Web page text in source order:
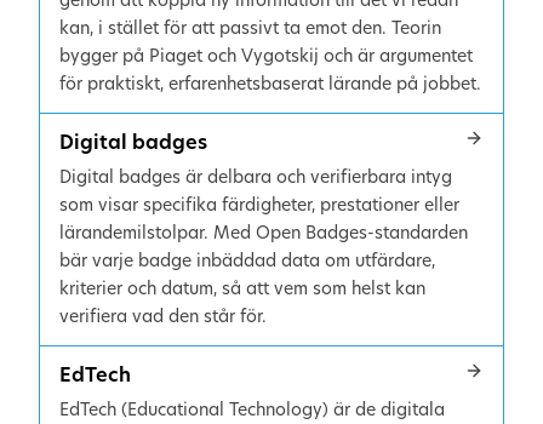
kan, i stället för att passivt ta emot den. Teorin
bygger på Piaget och Vygotskij och är argumentet
för praktiskt, erfarenhetsbaserat lärande på jobbet.
Digital badges
Digital badges är delbara och verifierbara intyg
som visar specifika färdigheter, prestationer eller
lärandemilstolpar. Med Open Badges-standarden
bär varje badge inbäddad data om utfärdare,
kriterier och datum, så att vem som helst kan
verifiera vad den står för.
EdTech
EdTech (Educational Technology) är de digitala